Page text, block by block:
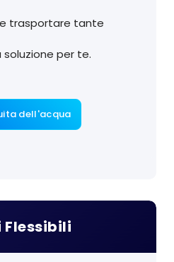
trasportare tante
per te.
dell'acqua